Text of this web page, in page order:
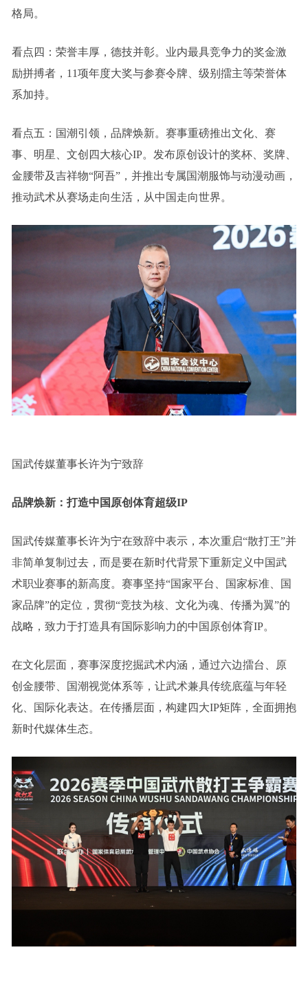
格局。
看点四：荣誉丰厚，德技并彰。业内最具竞争力的奖金激
励拼搏者，11项年度大奖与参赛令牌、级别擂主等荣誉体
系加持。
看点五：国潮引领，品牌焕新。赛事重磅推出文化、赛
事、明星、文创四大核心IP。发布原创设计的奖杯、奖牌、
金腰带及吉祥物“阿吾”，并推出专属国潮服饰与动漫动画，
推动武术从赛场走向生活，从中国走向世界。
国武传媒董事长许为宁致辞
品牌焕新：打造中国原创体育超级IP
国武传媒董事长许为宁在致辞中表示，本次重启“散打王”并
非简单复制过去，而是要在新时代背景下重新定义中国武
术职业赛事的新高度。赛事坚持“国家平台、国家标准、国
家品牌”的定位，贯彻“竞技为核、文化为魂、传播为翼”的
战略，致力于打造具有国际影响力的中国原创体育IP。
在文化层面，赛事深度挖掘武术内涵，通过六边擂台、原
创金腰带、国潮视觉体系等，让武术兼具传统底蕴与年轻
化、国际化表达。在传播层面，构建四大IP矩阵，全面拥抱
新时代媒体生态。